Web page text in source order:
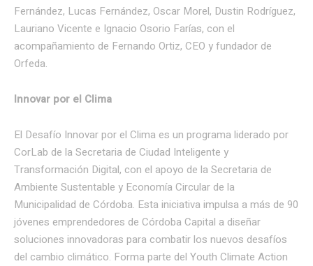
Fernández, Lucas Fernández, Oscar Morel, Dustin Rodríguez,
Lauriano Vicente e Ignacio Osorio Farías, con el
acompañamiento de Fernando Ortiz, CEO y fundador de
Orfeda.
Innovar por el Clima
El Desafío Innovar por el Clima es un programa liderado por
CorLab de la Secretaria de Ciudad Inteligente y
Transformación Digital, con el apoyo de la Secretaria de
Ambiente Sustentable y Economía Circular de la
Municipalidad de Córdoba. Esta iniciativa impulsa a más de 90
jóvenes emprendedores de Córdoba Capital a diseñar
soluciones innovadoras para combatir los nuevos desafíos
del cambio climático. Forma parte del Youth Climate Action